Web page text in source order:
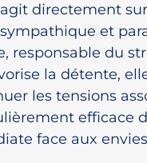
directement
et
responsable du
la détente,
les tensions
efficace
face aux